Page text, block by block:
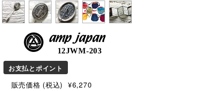
amp japan
12JWM-203
お支払とポイント
販売価格 (税込) ¥6,270